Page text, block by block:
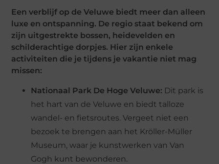
Een verblijf op de Veluwe biedt meer dan alleen
luxe en ontspanning. De regio staat bekend om
zijn uitgestrekte bossen, heidevelden en
schilderachtige dorpjes. Hier zijn enkele
activiteiten die je tijdens je vakantie niet mag
missen:
Nationaal Park De Hoge Veluwe: Dit park is
het hart van de Veluwe en biedt talloze
wandel- en fietsroutes. Vergeet niet een
bezoek te brengen aan het Kröller-Müller
Museum, waar je kunstwerken van Van
Gogh kunt bewonderen.